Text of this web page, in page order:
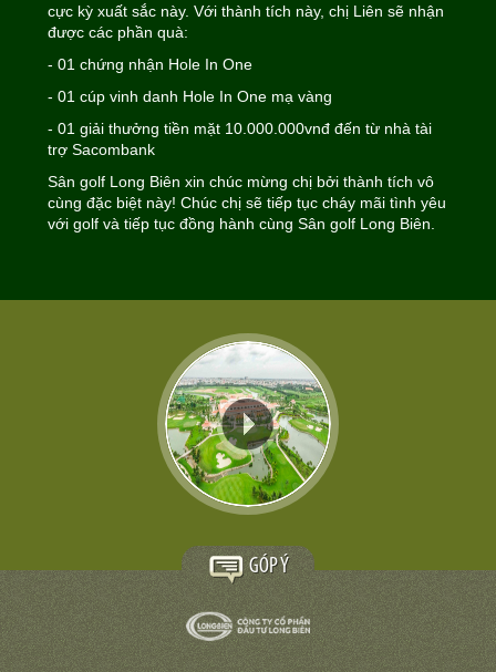
cực kỳ xuất sắc này. Với thành tích này, chị Liên sẽ nhận
được các phần quà:
- 01 chứng nhận Hole In One
- 01 cúp vinh danh Hole In One mạ vàng
- 01 giải thưởng tiền mặt 10.000.000vnđ đến từ nhà tài
trợ Sacombank
Sân golf Long Biên xin chúc mừng chị bởi thành tích vô
cùng đặc biệt này! Chúc chị sẽ tiếp tục cháy mãi tình yêu
với golf và tiếp tục đồng hành cùng Sân golf Long Biên.
GÓP Ý